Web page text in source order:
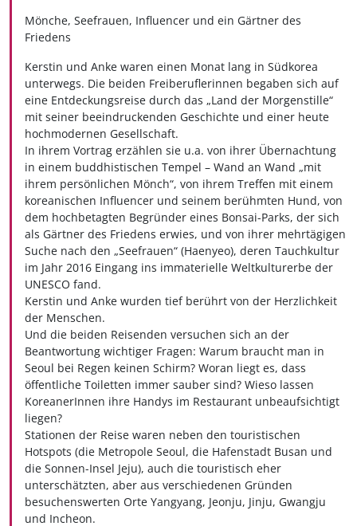
Mönche, Seefrauen, Influencer und ein Gärtner des
Friedens
Kerstin und Anke waren einen Monat lang in Südkorea
unterwegs. Die beiden Freiberuflerinnen begaben sich auf
eine Entdeckungsreise durch das „Land der Morgenstille“
mit seiner beeindruckenden Geschichte und einer heute
hochmodernen Gesellschaft.
In ihrem Vortrag erzählen sie u.a. von ihrer Übernachtung
in einem buddhistischen Tempel – Wand an Wand „mit
ihrem persönlichen Mönch“, von ihrem Treffen mit einem
koreanischen Influencer und seinem berühmten Hund, von
dem hochbetagten Begründer eines Bonsai-Parks, der sich
als Gärtner des Friedens erwies, und von ihrer mehrtägigen
Suche nach den „Seefrauen“ (Haenyeo), deren Tauchkultur
im Jahr 2016 Eingang ins immaterielle Weltkulturerbe der
UNESCO fand.
Kerstin und Anke wurden tief berührt von der Herzlichkeit
der Menschen.
Und die beiden Reisenden versuchen sich an der
Beantwortung wichtiger Fragen: Warum braucht man in
Seoul bei Regen keinen Schirm? Woran liegt es, dass
öffentliche Toiletten immer sauber sind? Wieso lassen
KoreanerInnen ihre Handys im Restaurant unbeaufsichtigt
liegen?
Stationen der Reise waren neben den touristischen
Hotspots (die Metropole Seoul, die Hafenstadt Busan und
die Sonnen-Insel Jeju), auch die touristisch eher
unterschätzten, aber aus verschiedenen Gründen
besuchenswerten Orte Yangyang, Jeonju, Jinju, Gwangju
und Incheon.